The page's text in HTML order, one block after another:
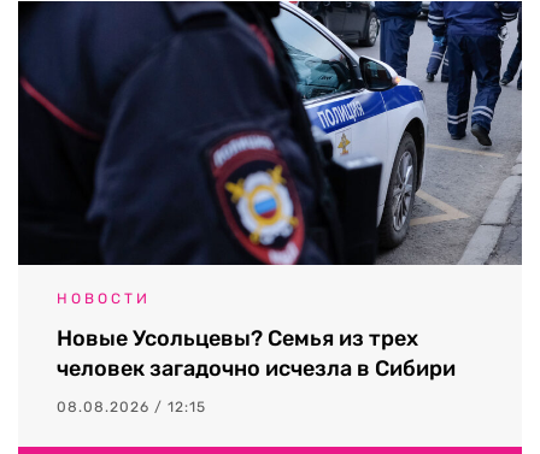
НОВОСТИ
Новые Усольцевы? Семья из трех
человек загадочно исчезла в Сибири
08.08.2026 / 12:15